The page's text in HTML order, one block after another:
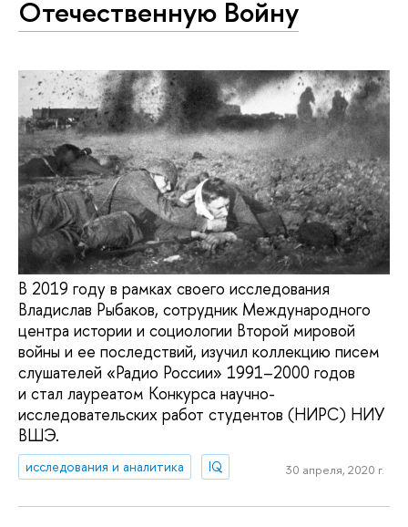
Отечественную Войну
В 2019 году в рамках своего исследования
Владислав Рыбаков, сотрудник Международного
центра истории и социологии Второй мировой
войны и ее последствий, изучил коллекцию писем
слушателей «Радио России» 1991–2000 годов
и стал лауреатом Конкурса научно-
исследовательских работ студентов (НИРС) НИУ
ВШЭ.
исследования и аналитика IQ 30 апреля, 2020 г.